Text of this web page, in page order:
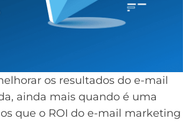
os resultados do e-mail
ainda mais quando é uma
que o ROI do e-mail marketing